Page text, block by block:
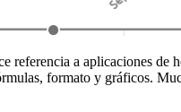
referencia a aplicaciones de
formato y gráficos.